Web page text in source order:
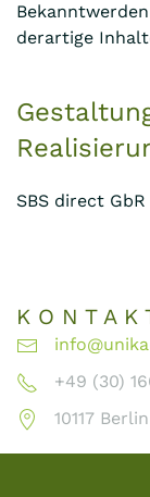
derartige
SBS direct
K O N T A K
+49 (30)
10117